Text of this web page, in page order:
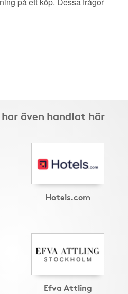
även handlat här
Hotels.com
Efva Attling